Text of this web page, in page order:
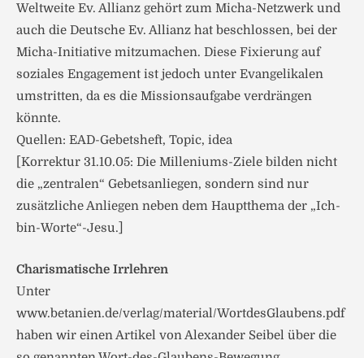
Weltweite Ev. Allianz gehört zum Micha-Netzwerk und
auch die Deutsche Ev. Allianz hat beschlossen, bei der
Micha-Initiative mitzumachen. Diese Fixierung auf
soziales Engagement ist jedoch unter Evangelikalen
umstritten, da es die Missionsaufgabe verdrängen
könnte.
Quellen: EAD-Gebetsheft, Topic, idea
[Korrektur 31.10.05: Die Milleniums-Ziele bilden nicht
die „zentralen“ Gebetsanliegen, sondern sind nur
zusätzliche Anliegen neben dem Hauptthema der „Ich-
bin-Worte“-Jesu.]
Charismatische Irrlehren
Unter
www.betanien.de/verlag/material/WortdesGlaubens.pdf
haben wir einen Artikel von Alexander Seibel über die